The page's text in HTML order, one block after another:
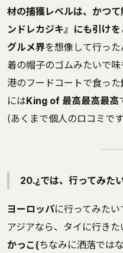
材の捕獲レベルは、かつ
ンドレカジキ』にも引けを
グルメ界を想像して行っ
着の帽子のゴムみたいで
港のフードコートで食った
にはKing of 最高最高最高
(あくまで個人のロコミで
20.¿では、行ってみた
ヨーロッパに行ってみた
アジアなら、タイに行きた
かっこ(ちなみに洒落では